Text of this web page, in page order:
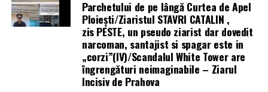
Mesajul final pentru femeile cu endometrioză și
dorința de sarcină
Endometrioza nu înseamnă infertilitate garantată.
Multe femei cu endometrioză, inclusiv stadii avansate,
rămân gravide — spontan sau cu ajutorul tratamentelor
capacitatea reală a
infrastructurii de a livra
energie acolo unde se
desfășoară lucrările.
Parchetului de pe lângă Curtea de Apel
Ploieşti/Ziaristul STAVRI CATALIN ,
zis PESTE, un pseudo ziarist dar dovedit
narcoman, santajist si spagar este in
„corzi”(IV)/Scandalul White Tower are
îngrengături neimaginabile – Ziarul
Incisiv de Prahova